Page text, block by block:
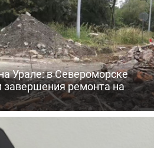
Урале: в Североморске
завершения ремонта на